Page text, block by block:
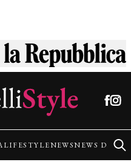
LIFESTYLENEWSNEWS